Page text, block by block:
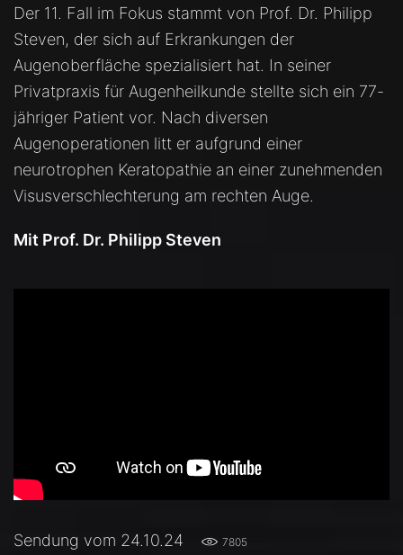
Der 11. Fall im Fokus stammt von Prof. Dr. Philipp
Steven, der sich auf Erkrankungen der
Augenoberfläche spezialisiert hat. In seiner
Privatpraxis für Augenheilkunde stellte sich ein 77-
jähriger Patient vor. Nach diversen
Augenoperationen litt er aufgrund einer
neurotrophen Keratopathie an einer zunehmenden
Visusverschlechterung am rechten Auge.
Mit Prof. Dr. Philipp Steven
Sendung vom 24.10.24 7805